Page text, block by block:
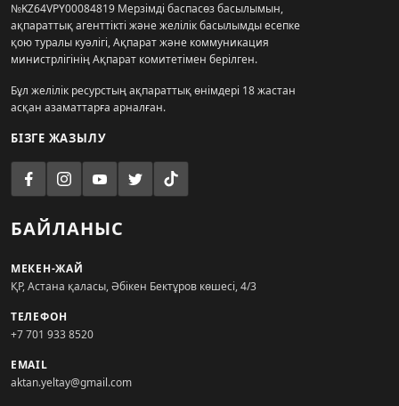
№KZ64VPY00084819 Мерзімді баспасөз басылымын,
ақпараттық агенттікті және желілік басылымды есепке
қою туралы куәлігі, Ақпарат және коммуникация
министрлігінің Ақпарат комитетімен берілген.
Бұл желілік ресурстың ақпараттық өнімдері 18 жастан
асқан азаматтарға арналған.
БІЗГЕ ЖАЗЫЛУ
БАЙЛАНЫС
МЕКЕН-ЖАЙ
ҚР, Астана қаласы, Әбікен Бектұров көшесі, 4/3
ТЕЛЕФОН
+7 701 933 8520
EMAIL
aktan.yeltay@gmail.com